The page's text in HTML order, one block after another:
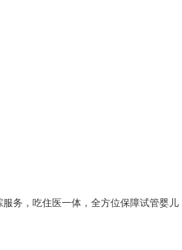
务，吃住医一体，全方位保障试管婴儿